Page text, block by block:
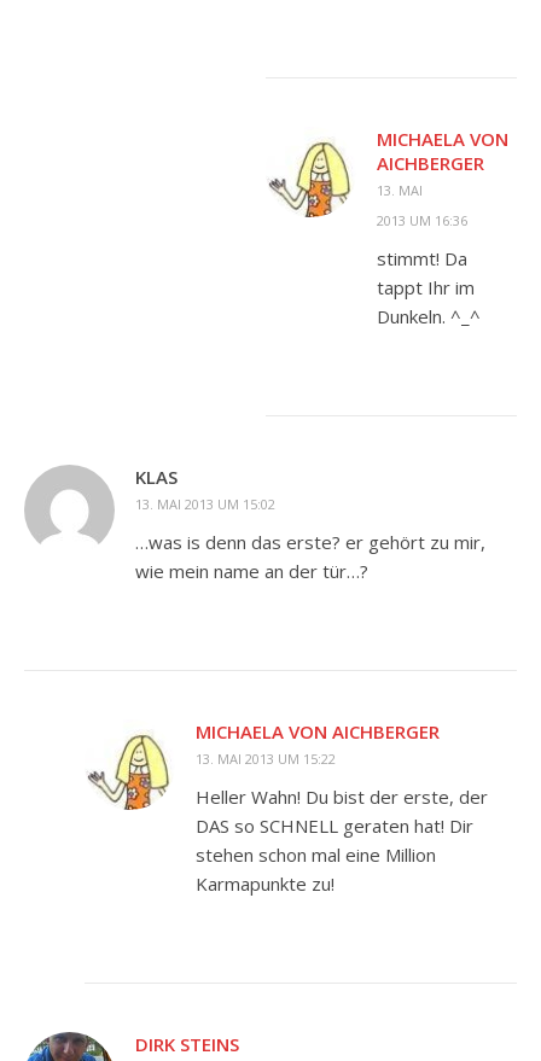
MICHAELA VON
AICHBERGER
13. MAI
2013 UM 16:36
stimmt! Da
tappt Ihr im
Dunkeln. ^_^
KLAS
13. MAI 2013 UM 15:02
…was is denn das erste? er gehört zu mir,
wie mein name an der tür…?
MICHAELA VON AICHBERGER
13. MAI 2013 UM 15:22
Heller Wahn! Du bist der erste, der
DAS so SCHNELL geraten hat! Dir
stehen schon mal eine Million
Karmapunkte zu!
DIRK STEINS